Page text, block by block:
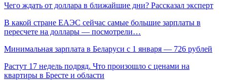
Чего ждать от доллара в ближайшие дни? Рассказал эксперт
В какой стране ЕАЭС сейчас самые большие зарплаты в
пересчете на доллары — посмотрели…
Минимальная зарплата в Беларуси с 1 января — 726 рублей
Растут 17 недель подряд. Что произошло с ценами на
квартиры в Бресте и области